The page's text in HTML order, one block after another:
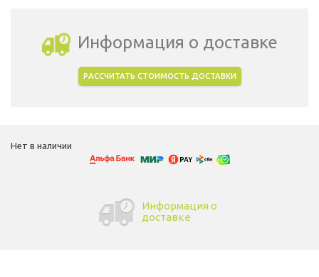
Информация о доставке
РАССЧИТАТЬ СТОИМОСТЬ ДОСТАВКИ
Нет в наличии
Информация о
доставке